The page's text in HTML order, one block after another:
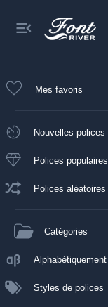
Mes favoris
Nouvelles polices
Polices populaires
Polices aléatoires
Catégories
Alphabétiquement
Styles de polices